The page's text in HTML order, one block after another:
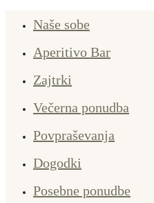
Naše sobe
Aperitivo Bar
Zajtrki
Večerna ponudba
Povpraševanja
Dogodki
Posebne ponudbe